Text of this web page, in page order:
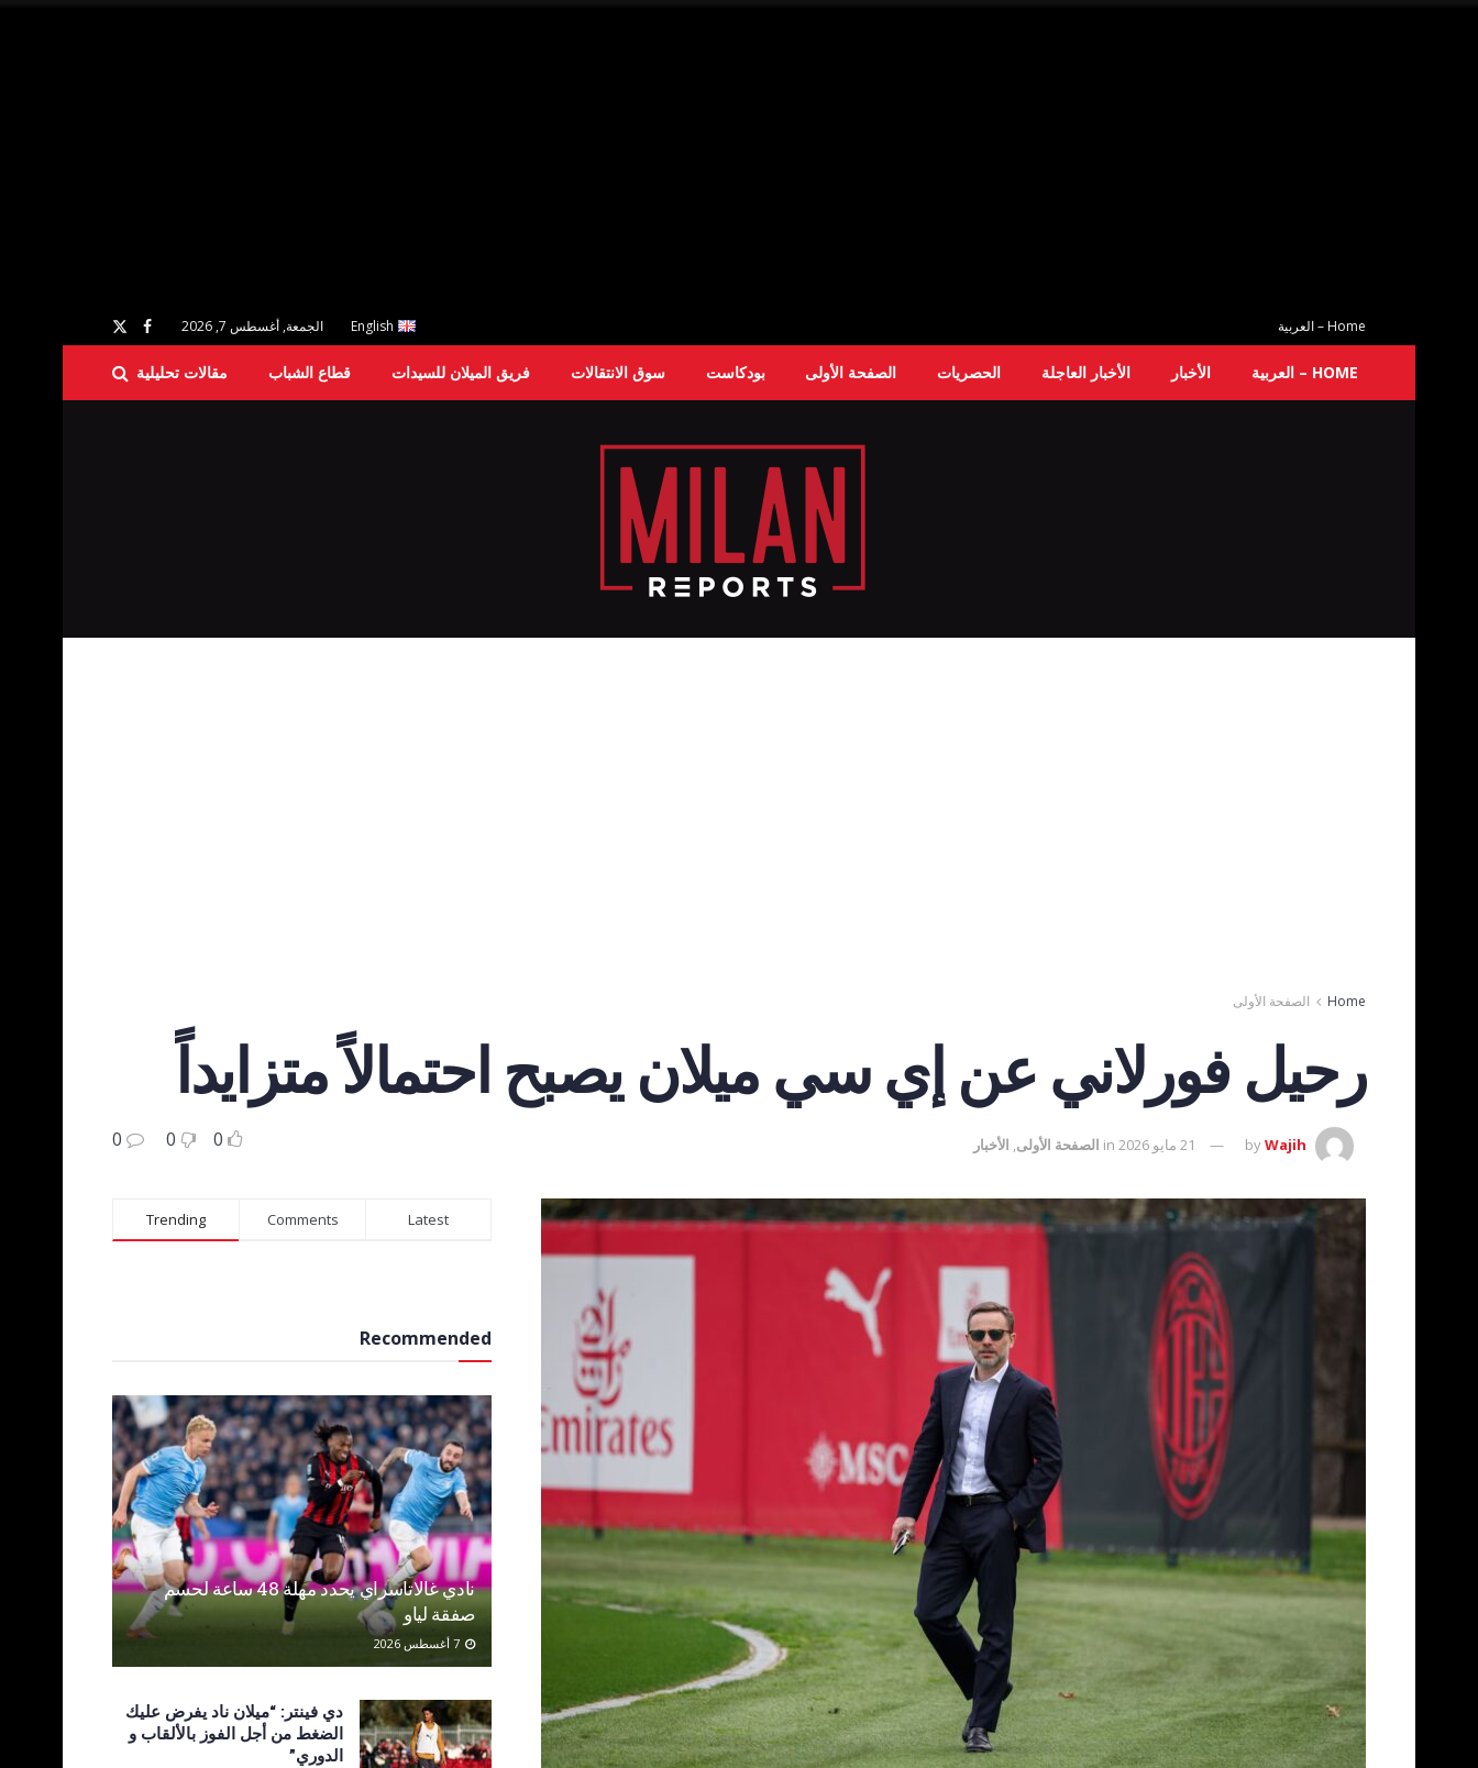
Home – العربية English الجمعة, أغسطس 7, 2026
HOME – العربية الأخبار الأخبار العاجلة الحصريات الصفحة الأولى بودكاست سوق الانتقالات فريق الميلان للسيدات قطاع الشباب مقالات تحليلية
Home الصفحة الأولى
رحيل فورلاني عن إي سي ميلان يصبح احتمالاً متزايداً
byWajih 21 مايو 2026 in الصفحة الأولى, الأخبار 0
0
Trending Comments Latest
Recommended
نادي غالاتاسراي يحدد مهلة 48 ساعة لحسم
صفقة لياو
دي فينتر: “ميلان ناد يفرض عليك
الضغط من أجل الفوز بالألقاب و
الدوري”